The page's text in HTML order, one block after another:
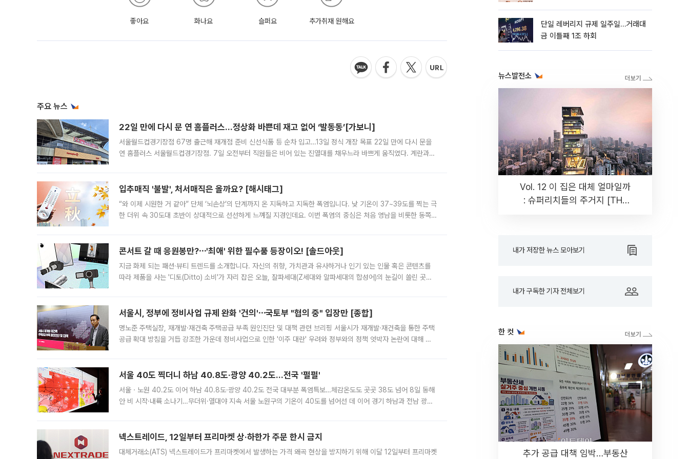
좋아요 화나요 슬퍼요 추가취재 원해요
주요 뉴스
22일 만에 다시 문 연 홈플러스…정상화 바쁜데 재고 없어 ‘발동동’[가보니]
서울월드컵경기장점 67명 출근해 재개점 준비 신선식품 등 순차 입고…13일 정식 개장 목표 22일 만에 다시 문을
연 홈플러스 서울월드컵경기장점. 7일 오전부터 직원들은 비어 있는 진열대를 채우느라 바쁘게 움직였다. 계란과
입추매직 '불발', 처서매직은 올까요? [해시태그]
“와 이제 시원한 거 같아” 단체 ‘뇌손상’의 단계까지 온 지독하고 지독한 폭염입니다. 낮 기온이 37~39도를 찍는 극
한 더위 속 30도대 초반이 상대적으로 선선하게 느껴질 지경인데요. 이번 폭염의 중심은 처음 영남을 비롯한 동쪽
콘서트 갈 때 응원봉만?⋯'최애' 위한 필수품 등장이오! [솔드아웃]
지금 화제 되는 패션·뷰티 트렌드를 소개합니다. 자신의 취향, 가치관과 유사하거나 인기 있는 인물 혹은 콘텐츠를
따라 제품을 사는 '디토(Ditto) 소비'가 자리 잡은 오늘, 잘파세대(Z세대와 알파세대의 합성어)의 눈길이 쏠린 곳은
서울시, 정부에 정비사업 규제 완화 '건의'⋯국토부 "협의 중" 입장만 [종합]
명노준 주택실장, 재개발·재건축 주택공급 부족 원인진단 및 대책 관련 브리핑 서울시가 재개발·재건축을 통한 주택
공급 확대 방침을 거듭 강조한 가운데 정비사업으로 인한 '이주 대란' 우려와 정부와의 정책 엇박자 논란에 대해 정
서울 40도 찍더니 하남 40.8도·광양 40.2도…전국 '펄펄'
서울ㆍ노원 40.2도 이어 하남 40.8도·광양 40.2도 전국 대부분 폭염특보…체감온도도 곳곳 38도 넘어 8일 동해
안 비 시작·내륙 소나기…무더위·열대야 지속 서울 노원구의 기온이 40도를 넘어선 데 이어 경기 하남과 전남 광양
넥스트레이드, 12일부터 프리마켓 상·하한가 주문 한시 금지
대체거래소(ATS) 넥스트레이드가 프리마켓에서 발생하는 가격 왜곡 현상을 방지하기 위해 이달 12일부터 프리마켓
단일 레버리지 규제 일주일…거래대
금 이틀째 1조 하회
뉴스발전소
Vol. 12 이 집은 대체 얼마일까
: 슈퍼리치들의 주거지 [THE
내가 저장한 뉴스 모아보기
내가 구독한 기자 전체보기
한 컷
추가 공급 대책 임박…부동산